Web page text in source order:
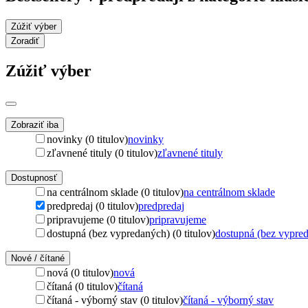
Zúžiť výber
Zoradiť
Zúžiť výber
Zobraziť iba
novinky (0 titulov)novinky
zľavnené tituly (0 titulov)zľavnené tituly
Dostupnosť
na centrálnom sklade (0 titulov)na centrálnom sklade
predpredaj (0 titulov)predpredaj
pripravujeme (0 titulov)pripravujeme
dostupná (bez vypredaných) (0 titulov)dostupná (bez
Nové / čítané
nová (0 titulov)nová
čítaná (0 titulov)čítaná
čítaná - výborný stav (0 titulov)čítaná - výborný stav